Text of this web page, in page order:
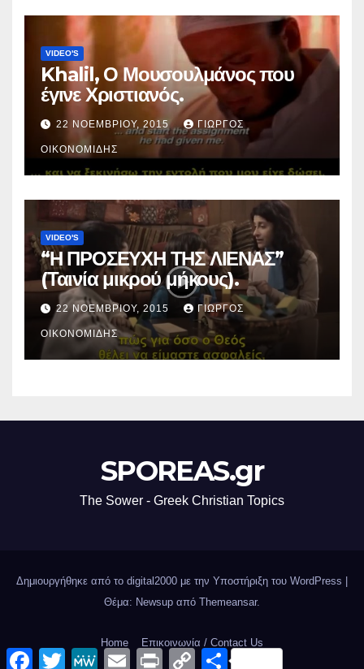
VIDEO'S
Khalil, Ο Μουσουλμάνος που
έγινε Χριστιανός.
22 ΝΟΕΜΒΡΊΟΥ, 2015 ΓΙΏΡΓΟΣ
ΟΙΚΟΝΟΜΊΔΗΣ
VIDEO'S
“Η ΠΡΟΣΕΥΧΗ ΤΗΣ ΛΙΕΝΑΣ”
(Ταινία μικρού μήκους).
22 ΝΟΕΜΒΡΊΟΥ, 2015 ΓΙΏΡΓΟΣ
ΟΙΚΟΝΟΜΊΔΗΣ
SPOREAS.gr
The Sower - Greek Christian Topics
Δημιουργήθηκε από το digital2000 με την Υποστήριξη του WordPress
Θέμα: Newsup από Themeansar.
Home Επικοινωνία / Contact Us
F
T
M
E
P
C
Μ